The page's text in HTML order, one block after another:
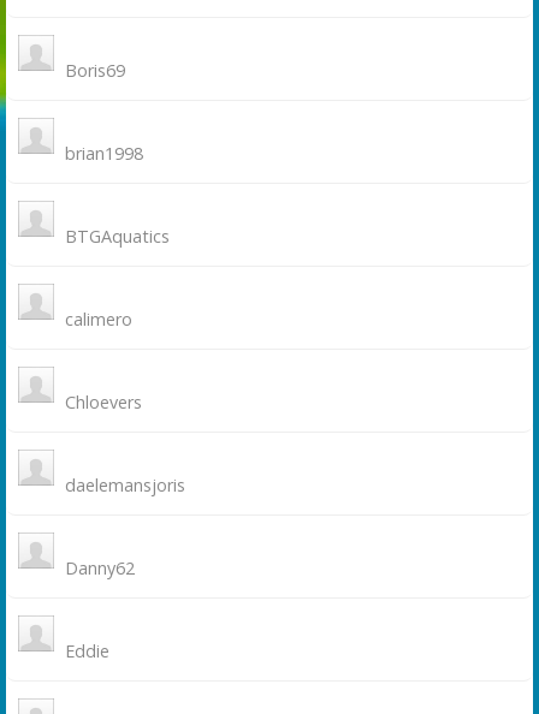
Boris69
brian1998
BTGAquatics
calimero
Chloevers
daelemansjoris
Danny62
Eddie